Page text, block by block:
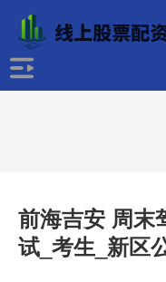
前海吉安 周末
试_考生_新区